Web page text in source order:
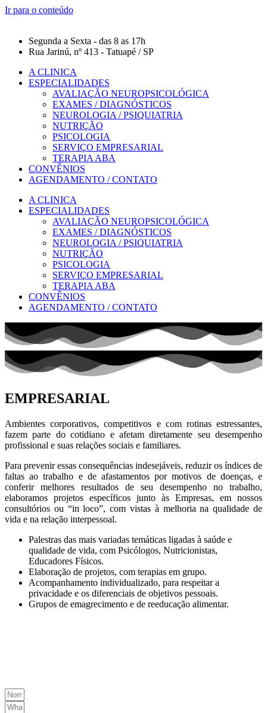
Ir para o conteúdo
Segunda a Sexta - das 8 as 17h
Rua Jarinú, nº 413 - Tatuapé / SP
A CLINICA
ESPECIALIDADES
AVALIAÇÃO NEUROPSICOLÓGICA
EXAMES / DIAGNÓSTICOS
NEUROLOGIA / PSIQUIATRIA
NUTRIÇÃO
PSICOLOGIA
SERVIÇO EMPRESARIAL
TERAPIA ABA
CONVÊNIOS
AGENDAMENTO / CONTATO
A CLINICA
ESPECIALIDADES
AVALIAÇÃO NEUROPSICOLÓGICA
EXAMES / DIAGNÓSTICOS
NEUROLOGIA / PSIQUIATRIA
NUTRIÇÃO
PSICOLOGIA
SERVIÇO EMPRESARIAL
TERAPIA ABA
CONVÊNIOS
AGENDAMENTO / CONTATO
EMPRESARIAL
Ambientes corporativos, competitivos e com rotinas estressantes,
fazem parte do cotidiano e afetam diretamente seu desempenho
profissional e suas relações sociais e familiares.
Para prevenir essas consequências indesejáveis, reduzir os índices de
faltas ao trabalho e de afastamentos por motivos de doenças, e
conferir melhores resultados de seu desempenho no trabalho,
elaboramos projetos específicos junto às Empresas, em nossos
consultórios ou “in loco”, com vistas à melhoria na qualidade de
vida e na relação interpessoal.
Palestras das mais variadas temáticas ligadas à saúde e
qualidade de vida, com Psicólogos, Nutricionistas,
Educadores Físicos.
Elaboração de projetos, com terapias em grupo.
Acompanhamento individualizado, para respeitar a
privacidade e os diferenciais de objetivos pessoais.
Grupos de emagrecimento e de reeducação alimentar.